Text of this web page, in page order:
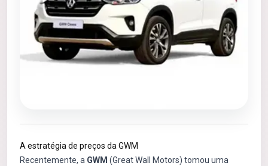
A estratégia de preços da GWM
Recentemente, a GWM (Great Wall Motors) tomou uma